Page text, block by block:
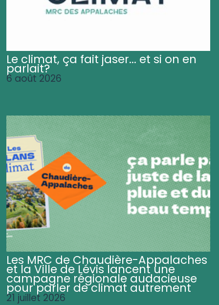
Le climat, ça fait jaser... et si on en
parlait?
6 août 2026
Les MRC de Chaudière-Appalaches
et la Ville de Lévis lancent une
campagne régionale audacieuse
pour parler de climat autrement
21 juillet 2026